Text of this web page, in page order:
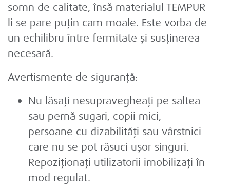
somn de calitate, însă materialul TEMPUR
li se pare puțin cam moale. Este vorba de
un echilibru între fermitate și susținerea
necesară.
Avertismente de siguranță:
Nu lăsați nesupravegheați pe saltea
sau pernă sugari, copii mici,
persoane cu dizabilități sau vârstnici
care nu se pot răsuci ușor singuri.
Repoziționați utilizatorii imobilizați în
mod regulat.